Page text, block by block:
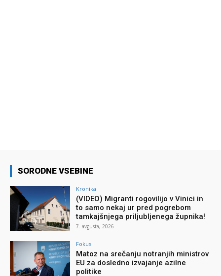
SORODNE VSEBINE
Kronika
(VIDEO) Migranti rogovilijo v Vinici in
to samo nekaj ur pred pogrebom
tamkajšnjega priljubljenega župnika!
7. avgusta, 2026
Fokus
Matoz na srečanju notranjih ministrov
EU za dosledno izvajanje azilne
politike